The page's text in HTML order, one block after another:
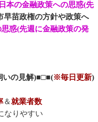
日本の金融政策への思惑(先
早苗政権の方針や政策へ
惑(先週に金融政策の発
いの見解)■□■(※毎日更新)
＆就業者数
なりやすい